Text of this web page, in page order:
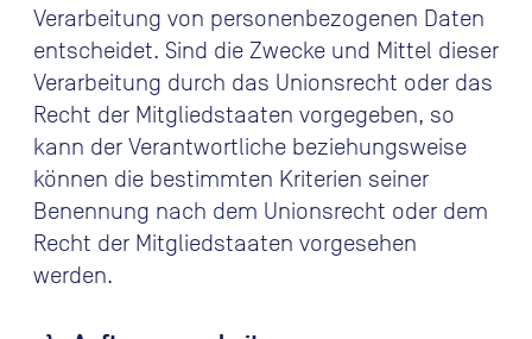
Verarbeitung von personenbezogenen Daten
entscheidet. Sind die Zwecke und Mittel dieser
Verarbeitung durch das Unionsrecht oder das
Recht der Mitgliedstaaten vorgegeben, so
kann der Verantwortliche beziehungsweise
können die bestimmten Kriterien seiner
Benennung nach dem Unionsrecht oder dem
Recht der Mitgliedstaaten vorgesehen
werden.